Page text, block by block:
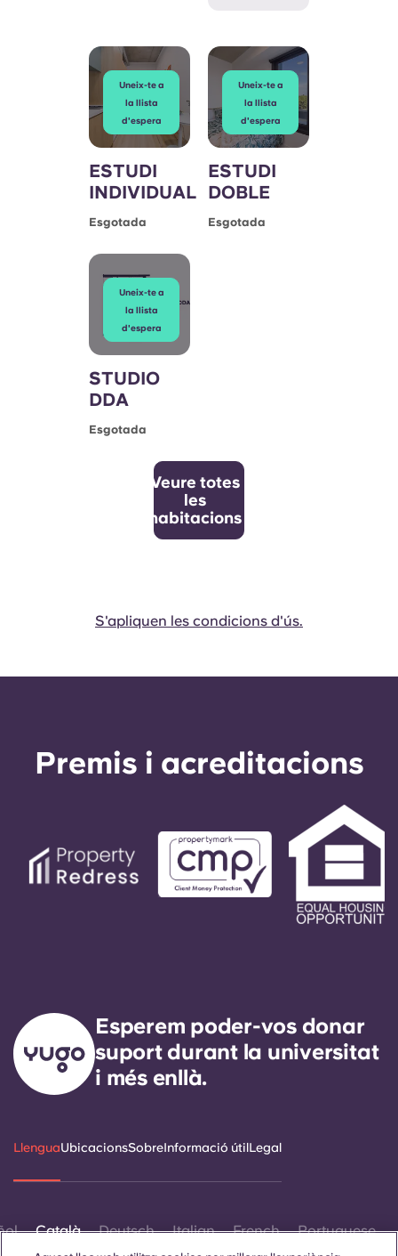
Uneix-te a
la llista
d'espera
ESTUDI
INDIVIDUAL
Esgotada
Uneix-te a
la llista
d'espera
ESTUDI
DOBLE
Esgotada
Uneix-te a
la llista
d'espera
STUDIO
DDA
Esgotada
Veure totes
les
habitacions
S'apliquen les condicions d'ús.
Premis i acreditacions
Esperem poder-vos donar
suport durant la universitat
i més enllà.
LlenguaUbicacionsSobreInformació útilLegal
Català Deutsch Italian French Portuguese